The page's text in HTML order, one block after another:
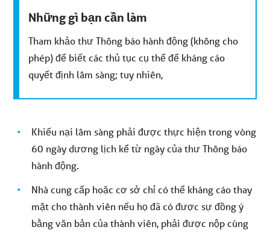
Những gì bạn cần làm
Tham khảo thư Thông báo hành động (không cho
phép) để biết các thủ tục cụ thể để kháng cáo
quyết định lâm sàng; tuy nhiên,
Khiếu nại lâm sàng phải được thực hiện trong vòng
60 ngày dương lịch kể từ ngày của thư Thông báo
hành động.
Nhà cung cấp hoặc cơ sở chỉ có thể kháng cáo thay
mặt cho thành viên nếu họ đã có được sự đồng ý
bằng văn bản của thành viên, phải được nộp cùng